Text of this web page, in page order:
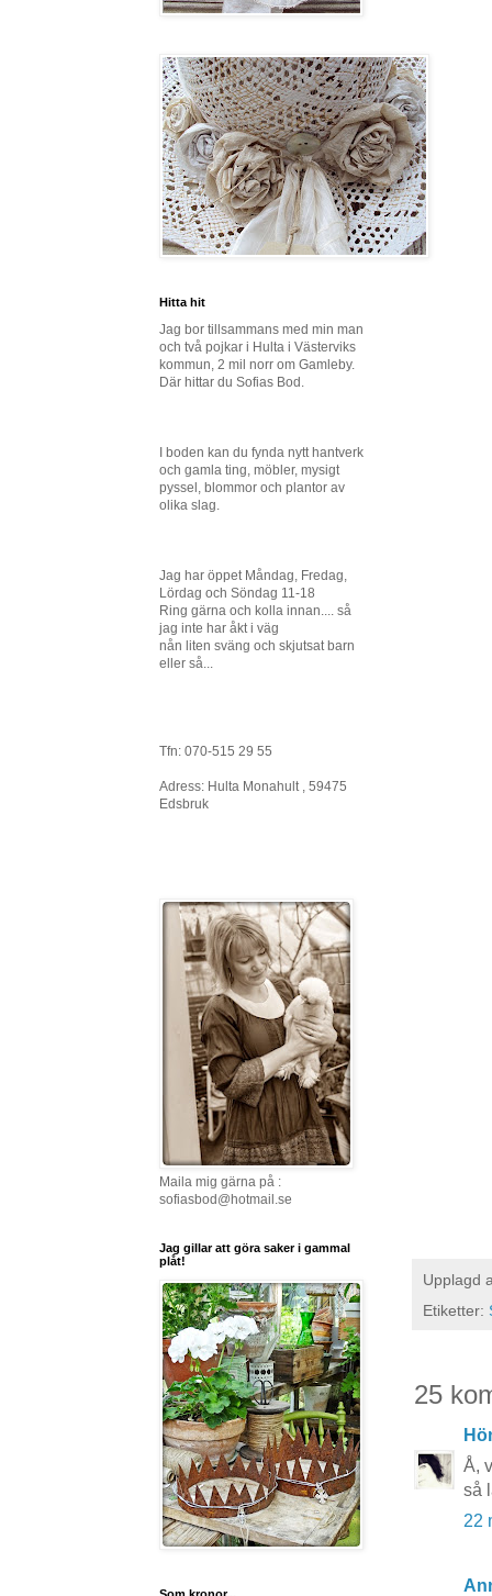
Upplagd
Etiketter:
25
Å,
så
22
Hitta hit
Jag bor tillsammans med min man
och två pojkar i Hulta i Västerviks
kommun, 2 mil norr om Gamleby.
Där hittar du Sofias Bod.
I boden kan du fynda nytt hantverk
och gamla ting, möbler, mysigt
pyssel, blommor och plantor av
olika slag.
Jag har öppet Måndag, Fredag,
Lördag och Söndag 11-18
Ring gärna och kolla innan.... så
jag inte har åkt i väg
nån liten sväng och skjutsat barn
eller så...
Tfn: 070-515 29 55
Adress: Hulta Monahult , 59475
Edsbruk
Maila mig gärna på :
sofiasbod@hotmail.se
Jag gillar att göra saker i gammal
plåt!